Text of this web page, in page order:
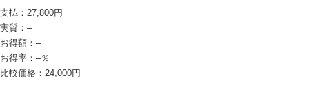
支払： 27,800円
実質： –
お得額： –
お得率： –％
比較価格： 24,000円